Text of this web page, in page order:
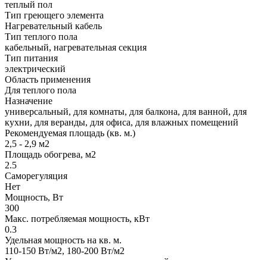
теплый пол
Тип греющего элемента
Нагревательный кабель
Тип теплого пола
кабельный, нагревательная секция
Тип питания
электрический
Область применения
Для теплого пола
Назначение
универсальный, для комнаты, для балкона, для ванной, для
кухни, для веранды, для офиса, для влажных помещений
Рекомендуемая площадь (кв. м.)
2,5 - 2,9 м2
Площадь обогрева, м2
2.5
Саморегуляция
Нет
Мощность, Вт
300
Макс. потребляемая мощность, кВт
0.3
Удельная мощность на кв. м.
110-150 Вт/м2, 180-200 Вт/м2